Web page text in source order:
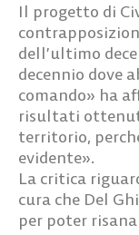
Il progetto di
dell’ultimo
decennio dove
comando» ha
risultati
territorio,
evidente».
La critica
cura che Del
per poter